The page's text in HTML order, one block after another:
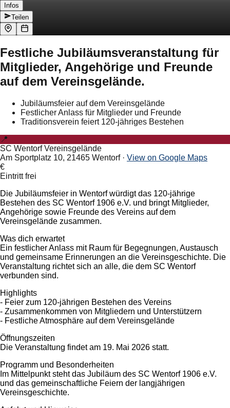
Infos
Teilen
Festliche Jubiläumsveranstaltung für
Mitglieder, Angehörige und Freunde
auf dem Vereinsgelände.
Jubiläumsfeier auf dem Vereinsgelände
Festlicher Anlass für Mitglieder und Freunde
Traditionsverein feiert 120-jähriges Bestehen
📍
SC Wentorf Vereinsgelände
Am Sportplatz 10, 21465 Wentorf· View on Google Maps
€
Eintritt frei
Die Jubiläumsfeier in Wentorf würdigt das 120-jährige
Bestehen des SC Wentorf 1906 e.V. und bringt Mitglieder,
Angehörige sowie Freunde des Vereins auf dem
Vereinsgelände zusammen.
Was dich erwartet
Ein festlicher Anlass mit Raum für Begegnungen, Austausch
und gemeinsame Erinnerungen an die Vereinsgeschichte. Die
Veranstaltung richtet sich an alle, die dem SC Wentorf
verbunden sind.
Highlights
- Feier zum 120-jährigen Bestehen des Vereins
- Zusammenkommen von Mitgliedern und Unterstützern
- Festliche Atmosphäre auf dem Vereinsgelände
Öffnungszeiten
Die Veranstaltung findet am 19. Mai 2026 statt.
Programm und Besonderheiten
Im Mittelpunkt steht das Jubiläum des SC Wentorf 1906 e.V.
und das gemeinschaftliche Feiern der langjährigen
Vereinsgeschichte.